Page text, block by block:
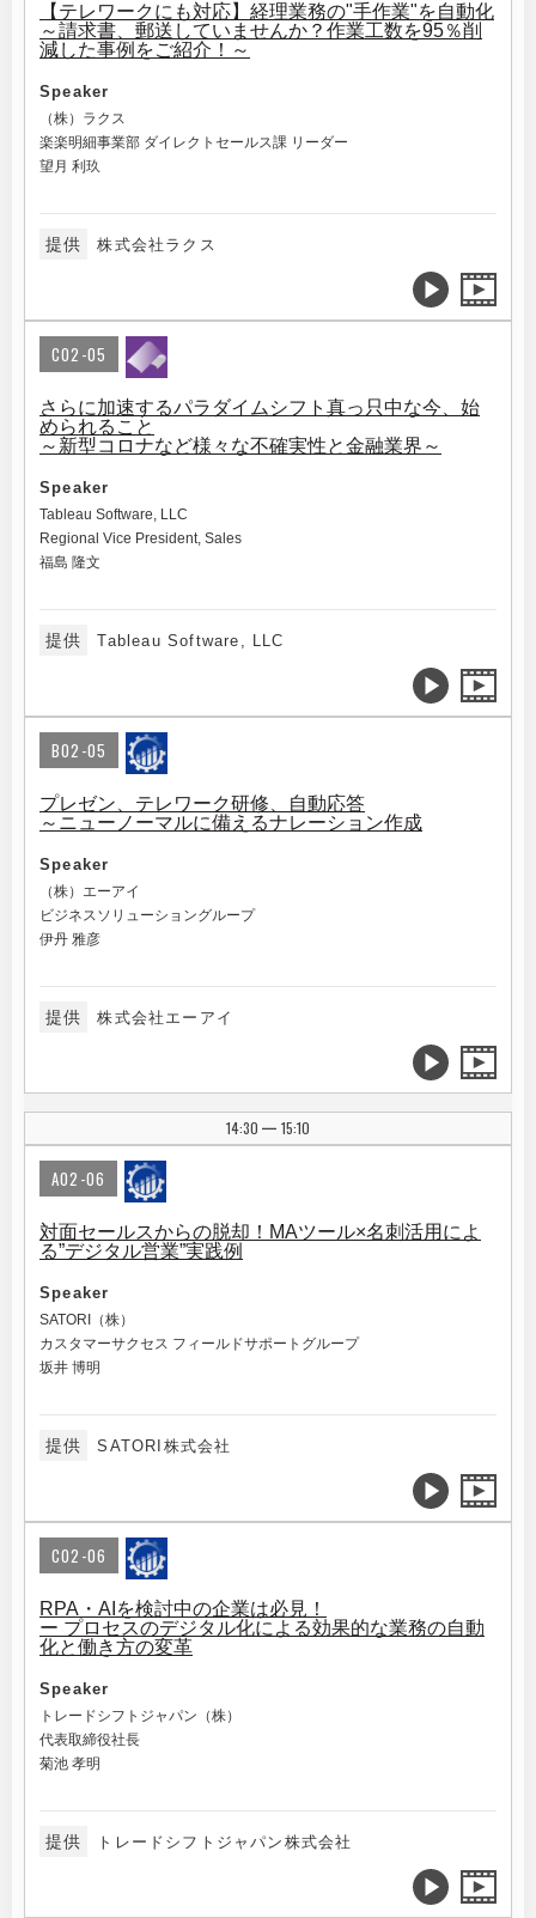
【テレワークにも対応】経理業務の"手作業"を自動化
～請求書、郵送していませんか？作業工数を95％削
減した事例をご紹介！～
Speaker
（株）ラクス
楽楽明細事業部 ダイレクトセールス課 リーダー
望月 利玖
提供 株式会社ラクス
C02-05
さらに加速するパラダイムシフト真っ只中な今、始
められること
～新型コロナなど様々な不確実性と金融業界～
Speaker
Tableau Software, LLC
Regional Vice President, Sales
福島 隆文
提供 Tableau Software, LLC
B02-05
プレゼン、テレワーク研修、自動応答
～ニューノーマルに備えるナレーション作成
Speaker
（株）エーアイ
ビジネスソリューショングループ
伊丹 雅彦
提供 株式会社エーアイ
14:30 | 15:10
A02-06
対面セールスからの脱却！MAツール×名刺活用によ
る”デジタル営業”実践例
Speaker
SATORI（株）
カスタマーサクセス フィールドサポートグループ
坂井 博明
提供 SATORI株式会社
C02-06
RPA・AIを検討中の企業は必見！
ー プロセスのデジタル化による効果的な業務の自動
化と働き方の変革
Speaker
トレードシフトジャパン（株）
代表取締役社長
菊池 孝明
提供 トレードシフトジャパン株式会社